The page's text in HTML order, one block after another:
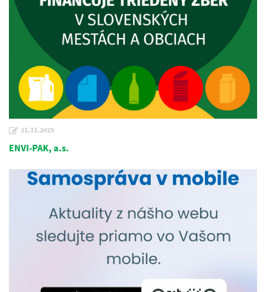
21.11.2025
ENVI-PAK, a.s.